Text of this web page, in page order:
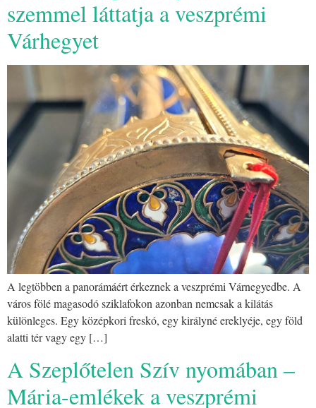
szemmel láttatja a veszprémi
Várhegyet
A legtöbben a panorámáért érkeznek a veszprémi Várnegyedbe. A
város fölé magasodó sziklafokon azonban nemcsak a kilátás
különleges. Egy középkori freskó, egy királyné ereklyéje, egy föld
alatti tér vagy egy […]
A Szeplőtelen Szív nyomában –
Mária-emlékek a veszprémi